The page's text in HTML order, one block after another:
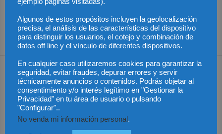
mejoras en sus
rigor jurídico a los
sociales
incapacidad
permanente
Dejar una respuesta
Algunos de estos propósitos incluyen la geolocalización
precisa, el análisis de las características del dispositivo
para distinguir los usuarios, el cotejo y combinación de
datos off line y el vínculo de diferentes dispositivos.
En cualquier caso utilizaremos cookies para garantizar la
seguridad, evitar fraudes, depurar errores y servir
técnicamente anuncios o contenidos. Podrás objetar al
consentimiento y/o interés legítimo en "Gestionar la
Privacidad" en tu área de usuario o pulsando
"Configurar"..
No venda mi información personal .